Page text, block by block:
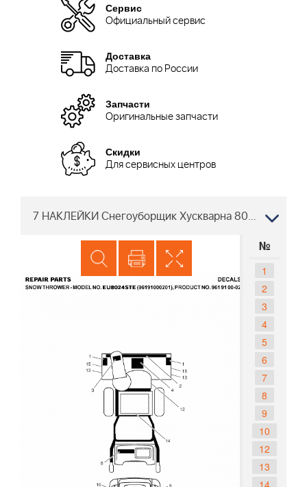
Сервис
Официальный сервис
Доставка
Доставка по России
Запчасти
Оригинальные запчасти
Скидки
Для сервисных центров
7 НАКЛЕЙКИ Снегоуборщик Хускварна 8024 STE 961910002, 2007-01
№
1
2
3
4
5
6
7
8
9
10
12
13
14